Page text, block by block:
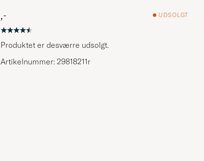
,-
UDSOLGT
Produktet er desværre udsolgt.
Artikelnummer: 29818211r